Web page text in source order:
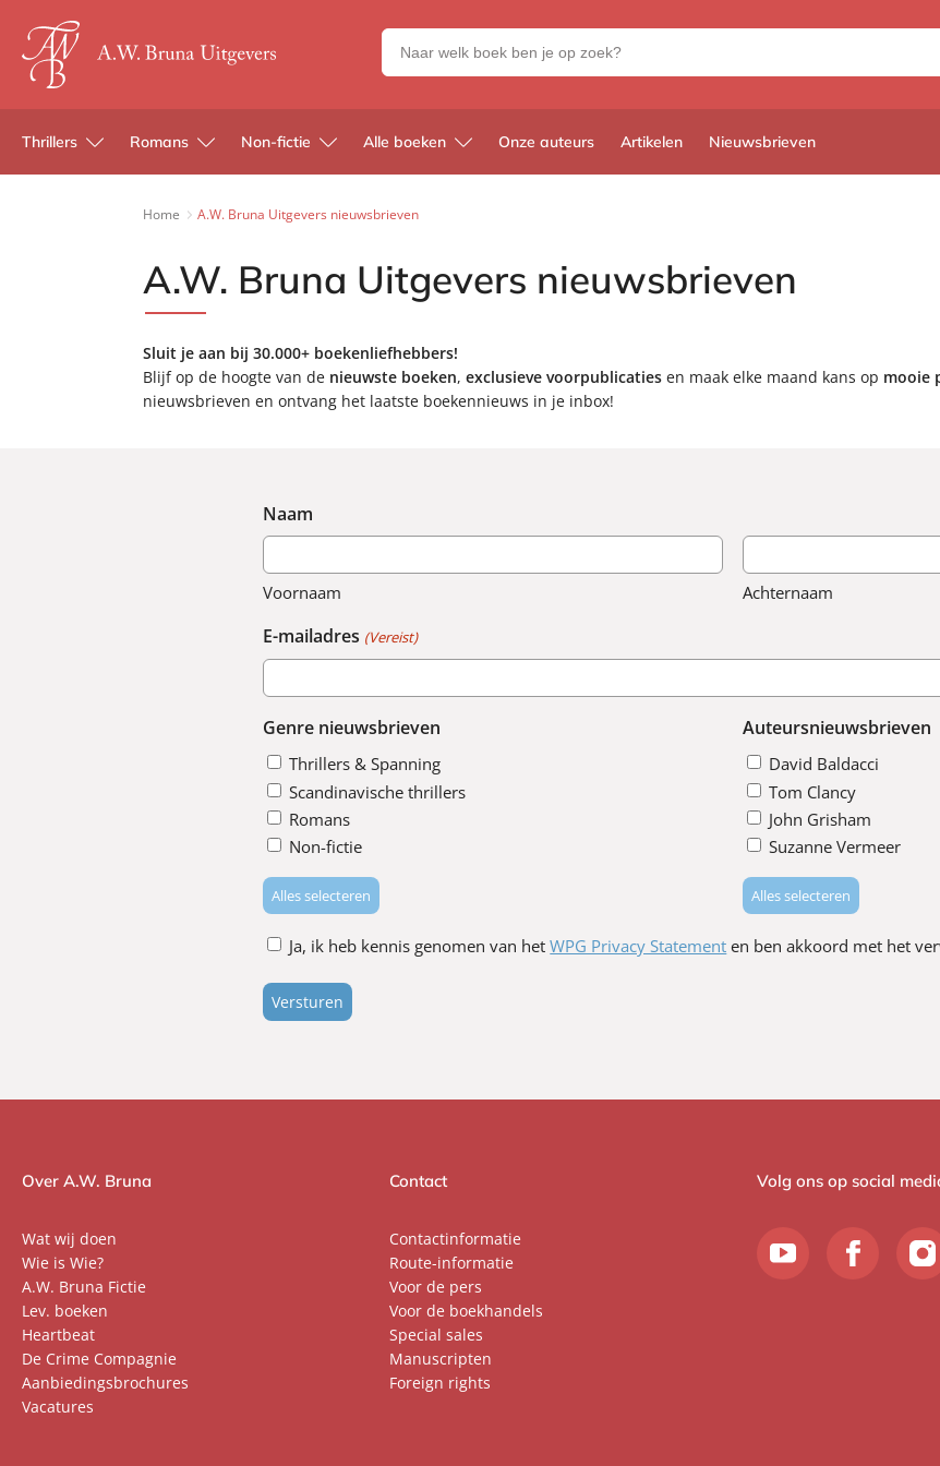
Zoeken
naar
en
uitgevers
Thrillers Romans Non-fictie Alle boeken Onze auteurs Artikelen Nieuwsbrieven
Home A.W. Bruna Uitgevers nieuwsbrieven
A.W. Bruna Uitgevers nieuwsbrieven
Sluit je aan bij 30.000+ boekenliefhebbers!
Blijf op de hoogte van de nieuwste boeken, exclusieve voorpublicatiesen maak elke maand kans op mooie
nieuwsbrieven en ontvang het laatste boekennieuws in je inbox!
Naam
Voornaam Achternaam
E-mailadres (Vereist)
Genre nieuwsbrieven
Thrillers & Spanning
Scandinavische thrillers
Romans
Non-fictie
Alles selecteren
Auteursnieuwsbrieven
David Baldacci
Tom Clancy
John Grisham
Suzanne Vermeer
Alles selecteren
Akkoord
verwerking
gegevens
Ja, ik heb kennis genomen van hetWPG Privacy Statement en ben akkoord met het
Over A.W. Bruna
Wat wij doen
Wie is Wie?
A.W. Bruna Fictie
Lev. boeken
Heartbeat
De Crime Compagnie
Aanbiedingsbrochures
Vacatures
Contact
Contactinformatie
Route-informatie
Voor de pers
Voor de boekhandels
Special sales
Manuscripten
Foreign rights
Volg ons op social